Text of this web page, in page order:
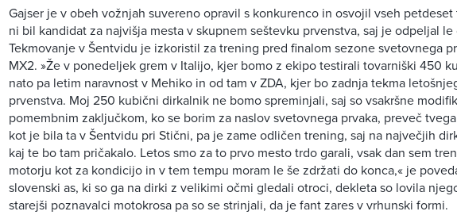
Gajser je v obeh vožnjah suvereno opravil s konkurenco in osvojil vseh
ni bil kandidat za najvišja mesta v skupnem seštevku prvenstva, saj je odpeljal
Tekmovanje v Šentvidu je izkoristil za trening pred finalom sezone svetovnega
MX2. »Že v ponedeljek grem v Italijo, kjer bomo z ekipo testirali tovarniški 450
nato pa letim naravnost v Mehiko in od tam v ZDA, kjer bo zadnja tekma
prvenstva. Moj 250 kubični dirkalnik ne bomo spreminjali, saj so vsakršne
pomembnim zaključkom, ko se borim za naslov svetovnega prvaka, preveč
kot je bila ta v Šentvidu pri Stični, pa je zame odličen trening, saj na največjih
kaj te bo tam pričakalo. Letos smo za to prvo mesto trdo garali, vsak dan sem
motorju kot za kondicijo in v tem tempu moram le še zdržati do konca,« je
slovenski as, ki so ga na dirki z velikimi očmi gledali otroci, dekleta so lovila
starejši poznavalci motokrosa pa so se strinjali, da je fant zares v vrhunski formi.